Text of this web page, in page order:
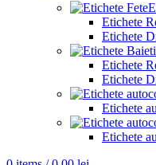
Etichete
Etichete
Etichete
Etichete
Etichete
Etichete